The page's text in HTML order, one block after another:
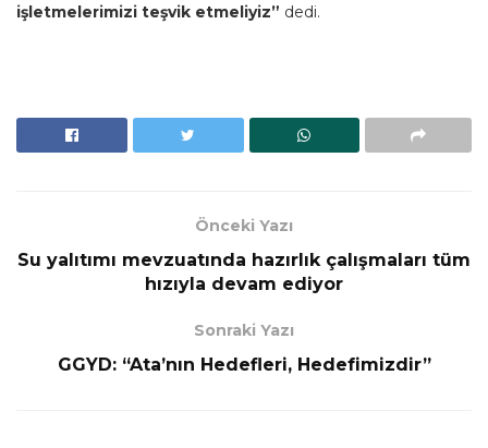
işletmelerimizi teşvik etmeliyiz” dedi.
Önceki Yazı
Su yalıtımı mevzuatında hazırlık çalışmaları tüm
hızıyla devam ediyor
Sonraki Yazı
GGYD: “Ata’nın Hedefleri, Hedefimizdir”